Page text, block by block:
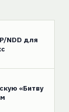
NDD для
«Битву